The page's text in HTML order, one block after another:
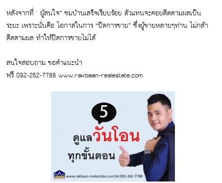
หลังจากที่ " ผู้สนใจ” ชมบ้านเสร็จเรียบร้อย ตัวแทนจะคอยติดตามผลเป็น
ระยะ เพราะนั่นคือ โอกาสในการ “ปิดการขาย” ซึ่งผู้ขายหลายๆท่าน ไม่กล้า
ติดตามผล ทำให้ปิดการขายไม่ได้
สนใจสอบถาม ขอคำแนะนำ
ฟรี 092-262-7788 www.rakbaan-realestate.com